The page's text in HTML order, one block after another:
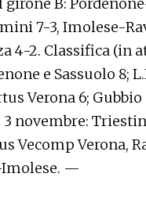
7-3, Imolese-
4-2. Classifica (in
e Sassuolo 8;
Verona 6; Gubbio
novembre:
Vecomp Verona,
Imolese. —